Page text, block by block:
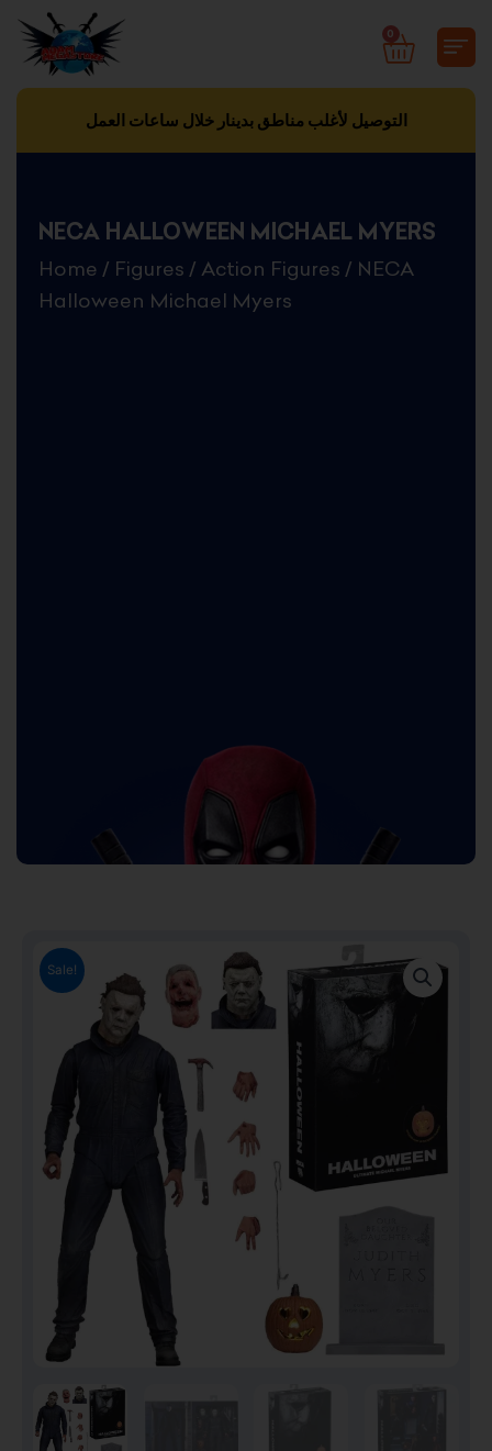
content
0
CART
التوصيل لأغلب مناطق بدينار خلال ساعات العمل
NECA HALLOWEEN MICHAEL MYERS
Home / Figures / Action Figures / NECA
Halloween Michael Myers
Sale!